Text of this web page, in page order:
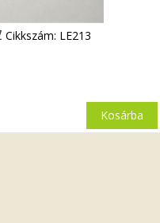
Cikkszám: LE213
Kosárba